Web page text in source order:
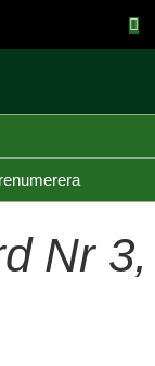
Nr 3,